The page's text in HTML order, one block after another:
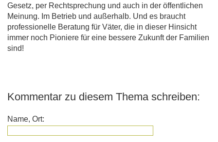
Gesetz, per Rechtsprechung und auch in der öffentlichen
Meinung. Im Betrieb und außerhalb. Und es braucht
professionelle Beratung für Väter, die in dieser Hinsicht
immer noch Pioniere für eine bessere Zukunft der Familien
sind!
Kommentar zu diesem Thema schreiben:
Name, Ort: